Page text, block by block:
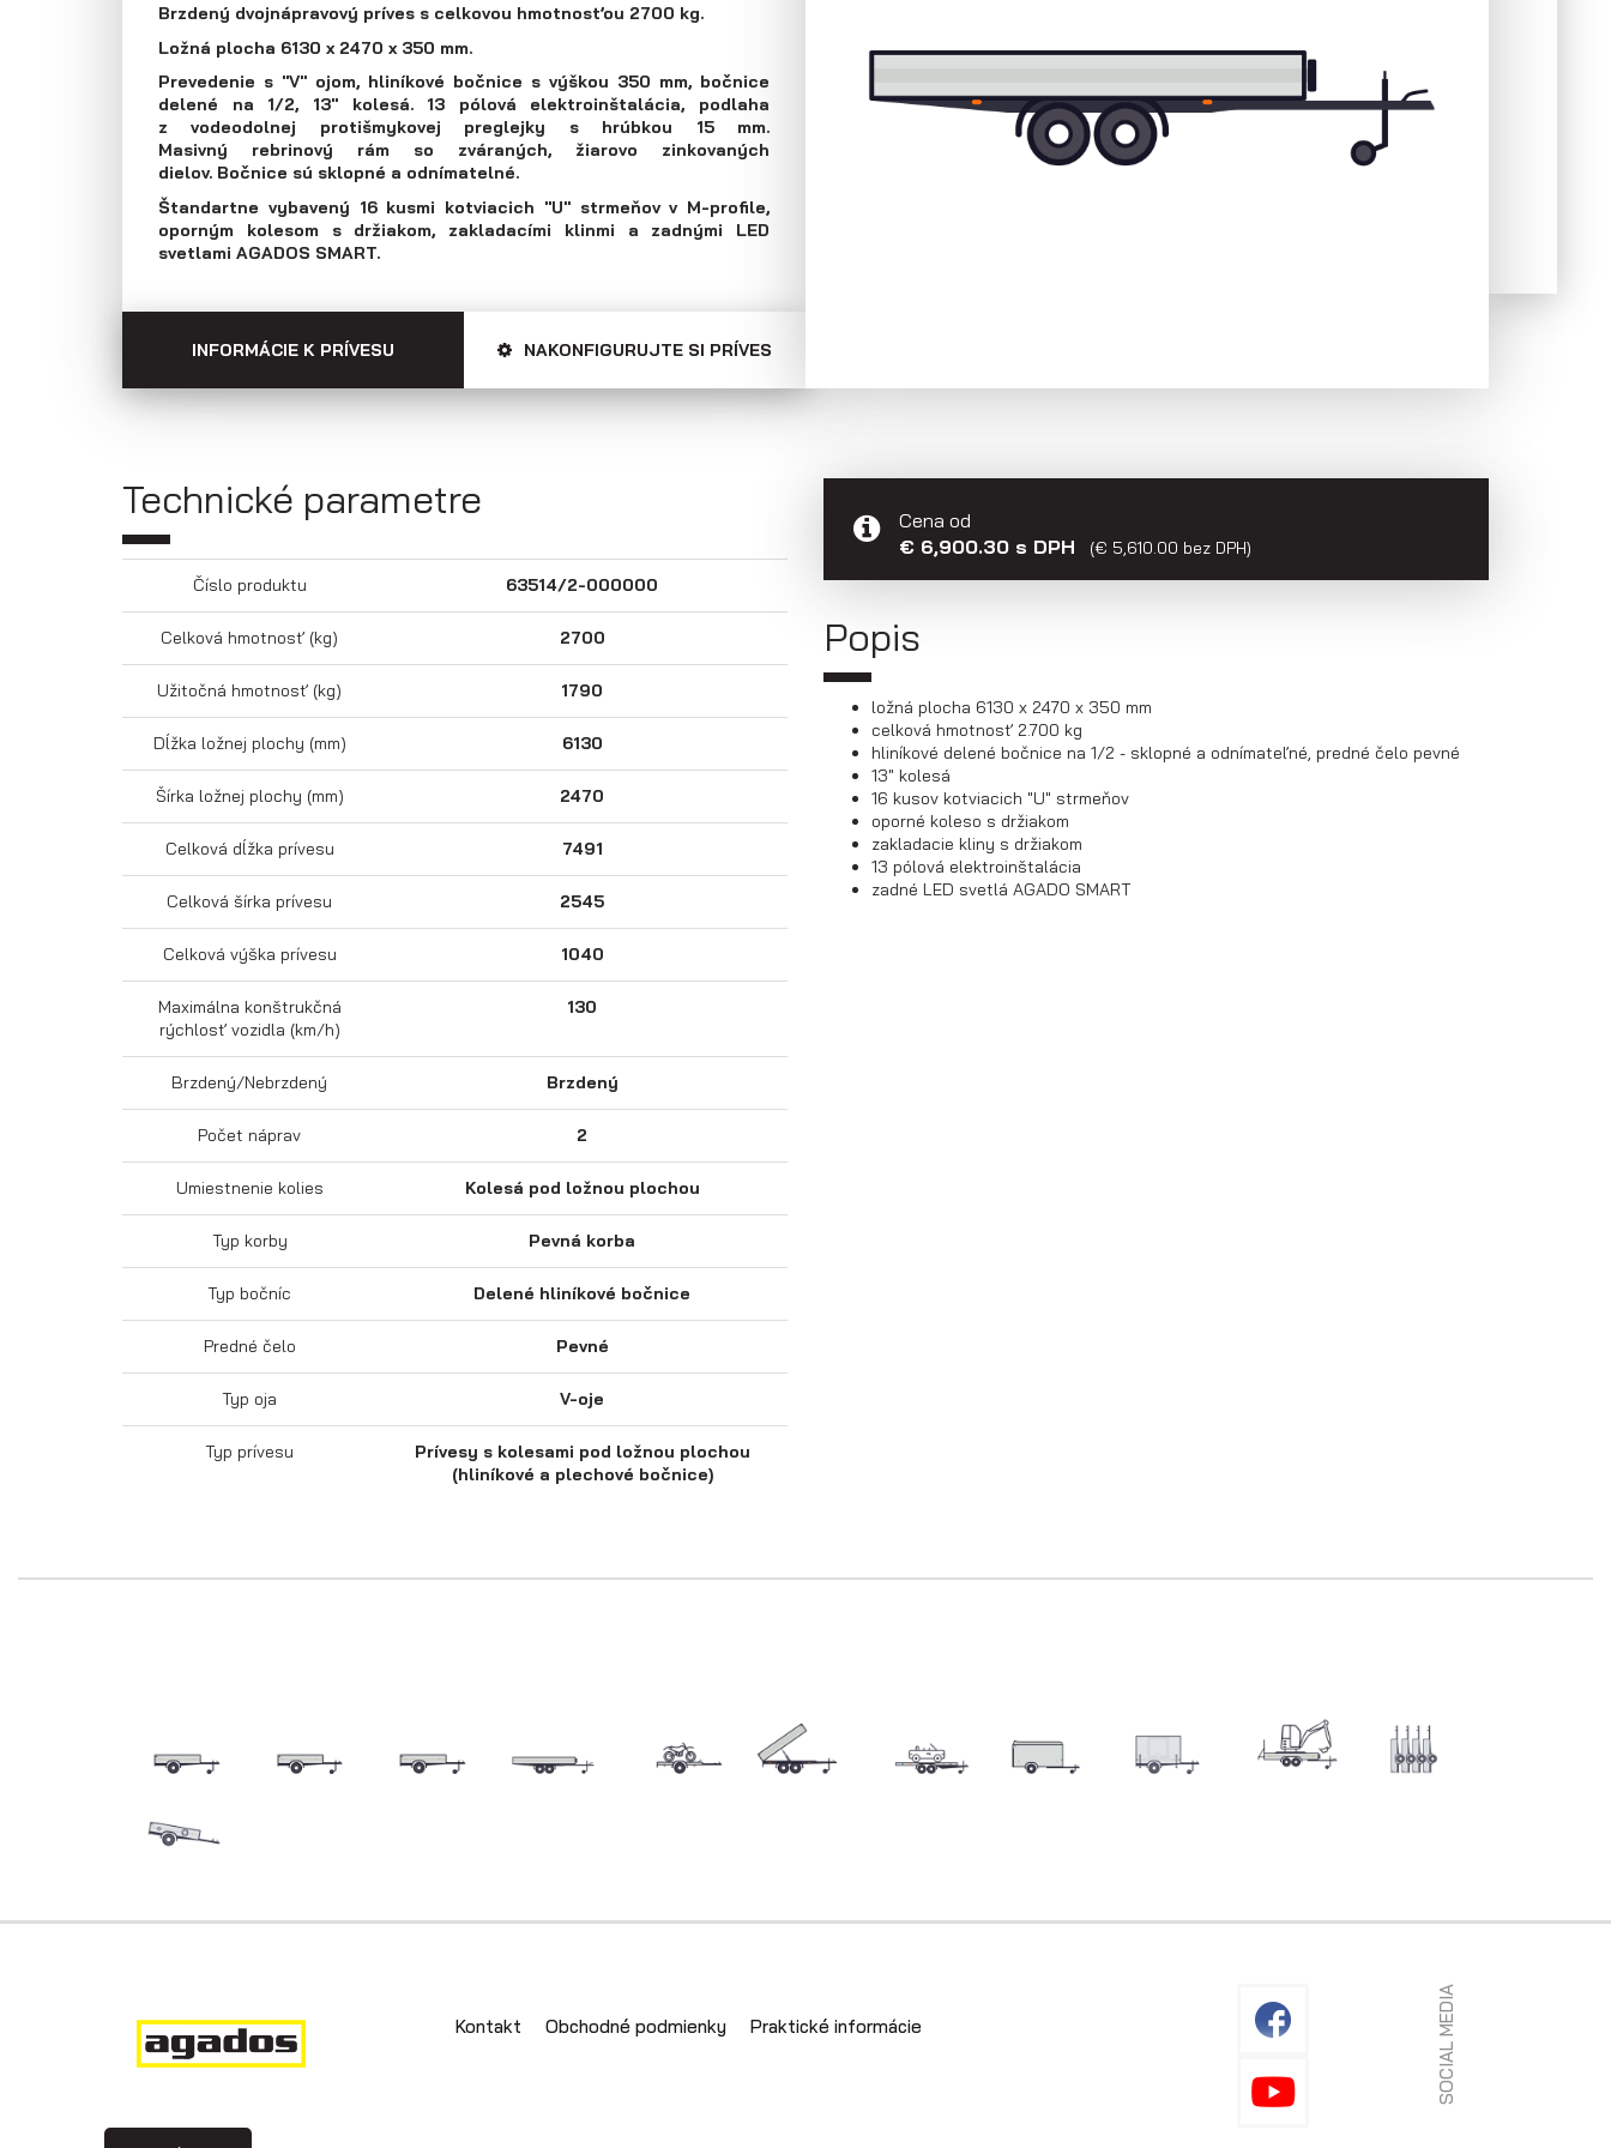
Prepravníky áut
Multiprepravníky
VZ O
Skriňové prívesy
minibágrov
prívesy
Brzdený dvojnápravový príves s celkovou hmotnosťou 2700 kg.
Ložná plocha 6130 x 2470 x 350 mm.
Prevedenie s "V" ojom, hliníkové bočnice s výškou 350 mm, bočnice
delené na 1/2, 13" kolesá. 13 pólová elektroinštalácia, podlaha
z vodeodolnej protišmykovej preglejky s hrúbkou 15 mm.
Masivný rebrinový rám so zváraných, žiarovo zinkovaných
dielov. Bočnice sú sklopné a odnímatelné.
Štandartne vybavený 16 kusmi kotviacich "U" strmeňov v M-profile,
oporným kolesom s držiakom, zakladacími klinmi a zadnými LED
svetlami AGADOS SMART.
INFORMÁCIE K PRÍVESU NAKONFIGURUJTE SI PRÍVES
Technické parametre
Číslo produktu 63514/2-000000
Celková hmotnosť (kg) 2700
Užitočná hmotnosť (kg) 1790
Dĺžka ložnej plochy (mm) 6130
Šírka ložnej plochy (mm) 2470
Celková dĺžka prívesu 7491
Celková šírka prívesu 2545
Celková výška prívesu 1040
Maximálna konštrukčná
rýchlosť vozidla (km/h)
130
Brzdený/Nebrzdený Brzdený
Počet náprav 2
Umiestnenie kolies Kolesá pod ložnou plochou
Typ korby Pevná korba
Typ bočníc Delené hliníkové bočnice
Predné čelo Pevné
Typ oja V-oje
Typ prívesu
Prívesy s kolesami pod ložnou plochou
(hliníkové a plechové bočnice)
Cena od
€ 6,900.30 s DPH
(€ 5,610.00 bez DPH)
Popis
ložná plocha 6130 x 2470 x 350 mm
celková hmotnosť 2.700 kg
hliníkové delené bočnice na 1/2 - sklopné a odnímateľné, predné čelo pevné
13" kolesá
16 kusov kotviacich "U" strmeňov
oporné koleso s držiakom
zakladacie kliny s držiakom
13 pólová elektroinštalácia
zadné LED svetlá AGADO SMART
Kontakt Obchodné podmienky Praktické informácie SOCIAL MEDIA